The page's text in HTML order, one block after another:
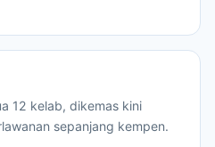
12 kelab, dikemas kini
sepanjang kempen.